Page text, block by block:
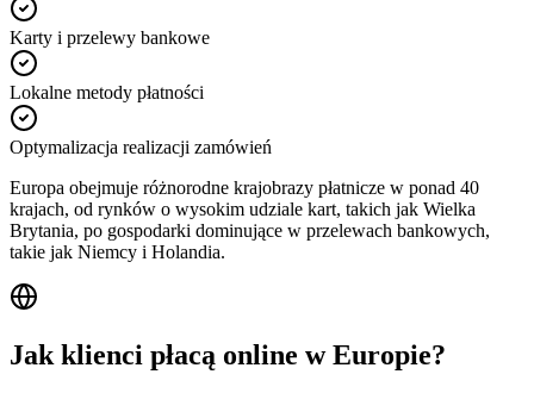
Karty i przelewy bankowe
Lokalne metody płatności
Optymalizacja realizacji zamówień
Europa obejmuje różnorodne krajobrazy płatnicze w ponad 40
krajach, od rynków o wysokim udziale kart, takich jak Wielka
Brytania, po gospodarki dominujące w przelewach bankowych,
takie jak Niemcy i Holandia.
Jak klienci płacą online w Europie?